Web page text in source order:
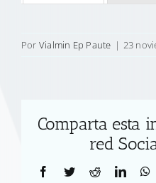
Por Vialmin Ep Paute | 23
Comparta esta
red
Facebook
TwitterReddit